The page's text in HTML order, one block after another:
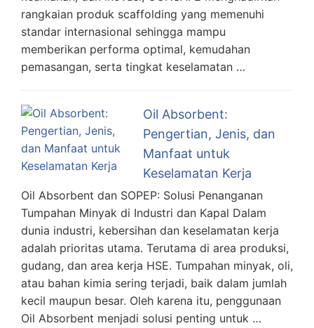
rangkaian produk scaffolding yang memenuhi
standar internasional sehingga mampu
memberikan performa optimal, kemudahan
pemasangan, serta tingkat keselamatan …
Oil Absorbent:
Pengertian, Jenis, dan
Manfaat untuk
Keselamatan Kerja
Oil Absorbent dan SOPEP: Solusi Penanganan
Tumpahan Minyak di Industri dan Kapal Dalam
dunia industri, kebersihan dan keselamatan kerja
adalah prioritas utama. Terutama di area produksi,
gudang, dan area kerja HSE. Tumpahan minyak, oli,
atau bahan kimia sering terjadi, baik dalam jumlah
kecil maupun besar. Oleh karena itu, penggunaan
Oil Absorbent menjadi solusi penting untuk …